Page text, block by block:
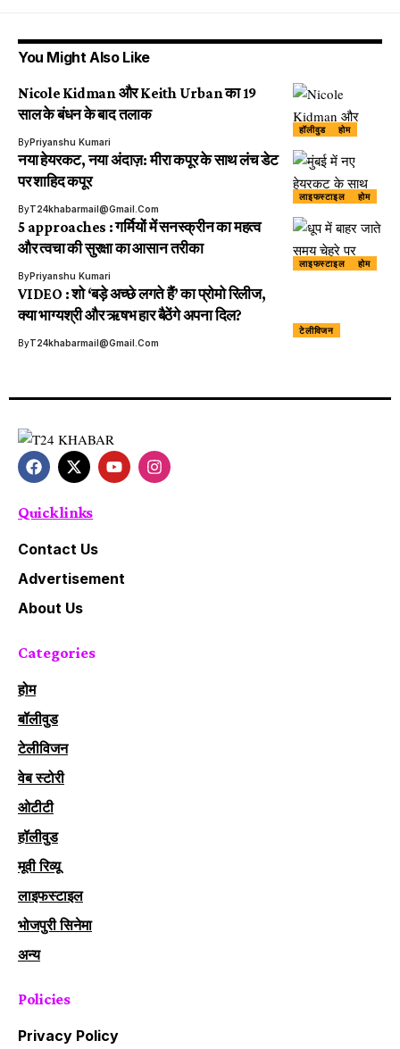
You Might Also Like
हॉलीवुड होम
Nicole Kidman और Keith Urban का 19
साल के बंधन के बाद तलाक
ByPriyanshu Kumari
लाइफस्टाइल होम
नया हेयरकट, नया अंदाज़: मीरा कपूर के साथ लंच डेट
पर शाहिद कपूर
ByT24khabarmail@gmail.com
लाइफस्टाइल होम
5 approaches : गर्मियों में सनस्क्रीन का महत्व
और त्वचा की सुरक्षा का आसान तरीका
ByPriyanshu Kumari
टेलीविजन
VIDEO : शो ‘बड़े अच्छे लगते हैं’ का प्रोमो रिलीज,
क्या भाग्यश्री और ऋषभ हार बैठेंगे अपना दिल?
ByT24khabarmail@gmail.com
Quick links
Contact Us
Advertisement
About Us
Categories
होम
बॉलीवुड
टेलीविजन
वेब स्टोरी
ओटीटी
हॉलीवुड
मूवी रिव्यू
लाइफस्टाइल
भोजपुरी सिनेमा
अन्य
Policies
Privacy Policy